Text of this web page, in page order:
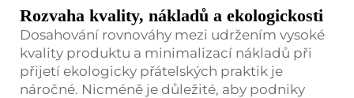
Rozvaha kvality, nákladů a ekologickosti
Dosahování rovnováhy mezi udržením vysoké
kvality produktu a minimalizací nákladů při
přijetí ekologicky přátelských praktik je
náročné. Nicméně je důležité, aby podniky